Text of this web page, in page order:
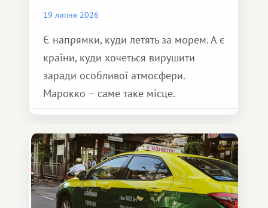
19 липня 2026
Є напрямки, куди летять за морем. А є
країни, куди хочеться вирушити
заради особливої ​​атмосфери.
Марокко – саме таке місце.